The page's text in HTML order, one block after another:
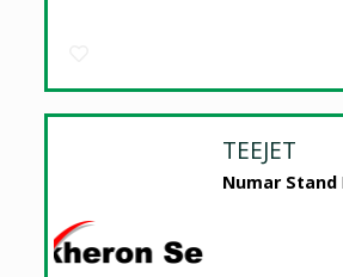
TEEJET
Numar Stand